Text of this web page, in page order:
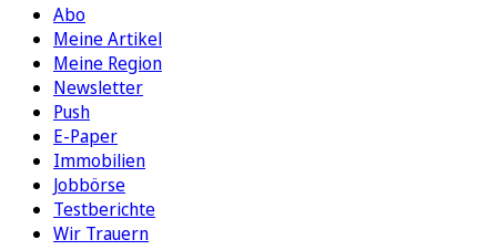
Abo
Meine Artikel
Meine Region
Newsletter
Push
E-Paper
Immobilien
Jobbörse
Testberichte
Wir Trauern